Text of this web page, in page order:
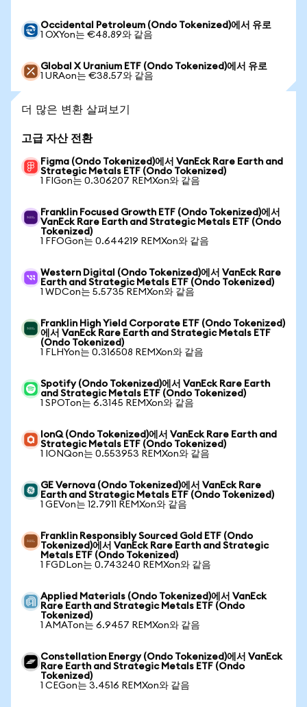
Occidental Petroleum (Ondo Tokenized)에서 유로
1 OXYon는 €48.89와 같음
Global X Uranium ETF (Ondo Tokenized)에서 유로
1 URAon는 €38.57와 같음
더 많은 변환 살펴보기
고급 자산 전환
Figma (Ondo Tokenized)에서 VanEck Rare Earth and
Strategic Metals ETF (Ondo Tokenized)
1 FIGon는 0.306207 REMXon와 같음
Franklin Focused Growth ETF (Ondo Tokenized)에서
VanEck Rare Earth and Strategic Metals ETF (Ondo
Tokenized)
1 FFOGon는 0.644219 REMXon와 같음
Western Digital (Ondo Tokenized)에서 VanEck Rare
Earth and Strategic Metals ETF (Ondo Tokenized)
1 WDCon는 5.5735 REMXon와 같음
Franklin High Yield Corporate ETF (Ondo Tokenized)
에서 VanEck Rare Earth and Strategic Metals ETF
(Ondo Tokenized)
1 FLHYon는 0.316508 REMXon와 같음
Spotify (Ondo Tokenized)에서 VanEck Rare Earth
and Strategic Metals ETF (Ondo Tokenized)
1 SPOTon는 6.3145 REMXon와 같음
IonQ (Ondo Tokenized)에서 VanEck Rare Earth and
Strategic Metals ETF (Ondo Tokenized)
1 IONQon는 0.553953 REMXon와 같음
GE Vernova (Ondo Tokenized)에서 VanEck Rare
Earth and Strategic Metals ETF (Ondo Tokenized)
1 GEVon는 12.7911 REMXon와 같음
Franklin Responsibly Sourced Gold ETF (Ondo
Tokenized)에서 VanEck Rare Earth and Strategic
Metals ETF (Ondo Tokenized)
1 FGDLon는 0.743240 REMXon와 같음
Applied Materials (Ondo Tokenized)에서 VanEck
Rare Earth and Strategic Metals ETF (Ondo
Tokenized)
1 AMATon는 6.9457 REMXon와 같음
Constellation Energy (Ondo Tokenized)에서 VanEck
Rare Earth and Strategic Metals ETF (Ondo
Tokenized)
1 CEGon는 3.4516 REMXon와 같음